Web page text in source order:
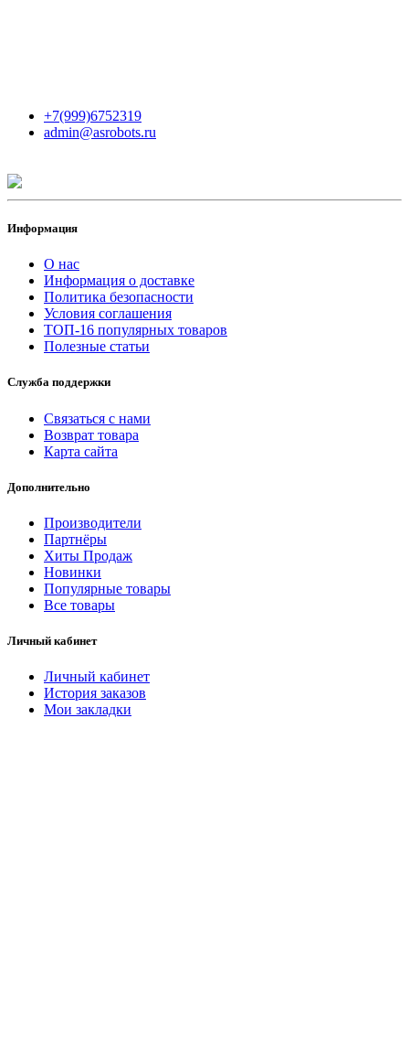
+7(999)6752319
admin@asrobots.ru
Информация
О нас
Информация о доставке
Политика безопасности
Условия соглашения
ТОП-16 популярных товаров
Полезные статьи
Служба поддержки
Связаться с нами
Возврат товара
Карта сайта
Дополнительно
Производители
Партнёры
Хиты Продаж
Новинки
Популярные товары
Все товары
Личный кабинет
Личный кабинет
История заказов
Мои закладки